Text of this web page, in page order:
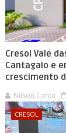
Cresol Vale
Cantagalo e
crescimento
Nilson Cantu
CRESOL